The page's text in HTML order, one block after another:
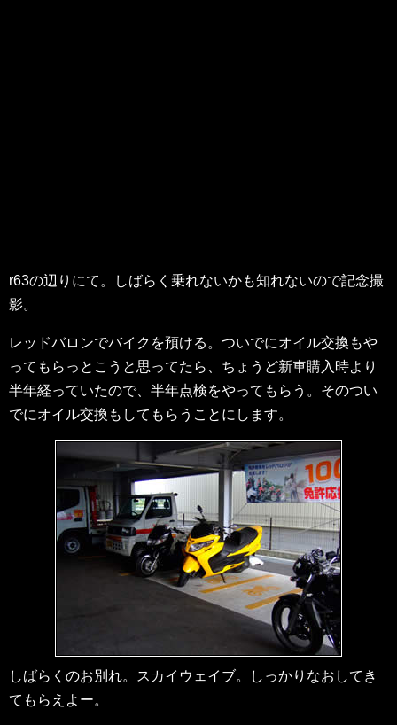
r63の辺りにて。しばらく乗れないかも知れないので記念撮
影。
レッドバロンでバイクを預ける。ついでにオイル交換もや
ってもらっとこうと思ってたら、ちょうど新車購入時より
半年経っていたので、半年点検をやってもらう。そのつい
でにオイル交換もしてもらうことにします。
しばらくのお別れ。スカイウェイブ。しっかりなおしてき
てもらえよー。